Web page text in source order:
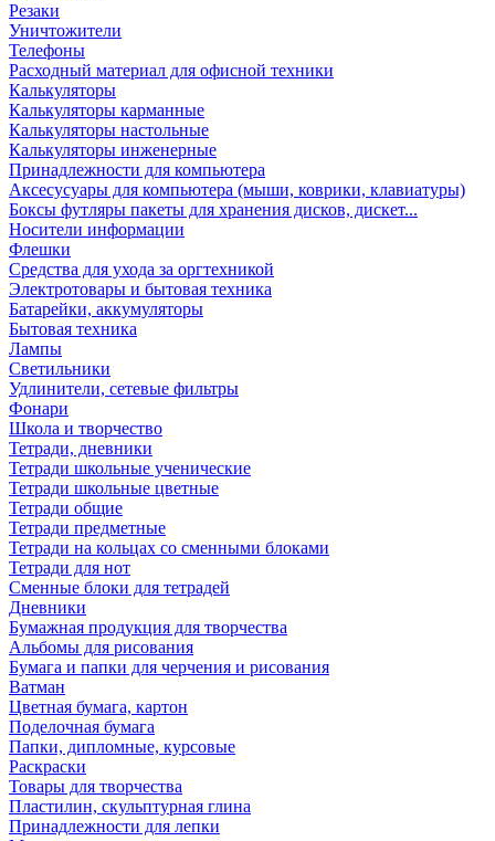
Резаки
Уничтожители
Телефоны
Расходный материал для офисной техники
Калькуляторы
Калькуляторы карманные
Калькуляторы настольные
Калькуляторы инженерные
Принадлежности для компьютера
Аксесусуары для компьютера (мыши, коврики, клавиатуры)
Боксы футляры пакеты для хранения дисков, дискет...
Носители информации
Флешки
Средства для ухода за оргтехникой
Электротовары и бытовая техника
Батарейки, аккумуляторы
Бытовая техника
Лампы
Светильники
Удлинители, сетевые фильтры
Фонари
Школа и творчество
Тетради, дневники
Тетради школьные ученические
Тетради школьные цветные
Тетради общие
Тетради предметные
Тетради на кольцах со сменными блоками
Тетради для нот
Сменные блоки для тетрадей
Дневники
Бумажная продукция для творчества
Альбомы для рисования
Бумага и папки для черчения и рисования
Ватман
Цветная бумага, картон
Поделочная бумага
Папки, дипломные, курсовые
Раскраски
Товары для творчества
Пластилин, скульптурная глина
Принадлежности для лепки